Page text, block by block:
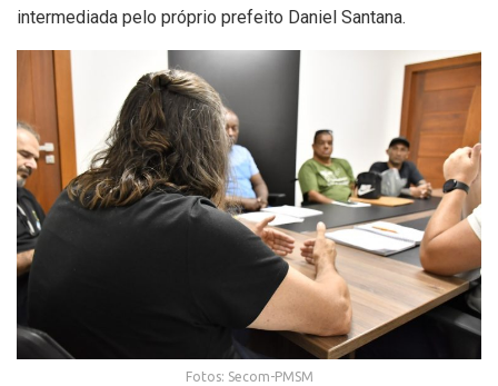
intermediada pelo próprio prefeito Daniel Santana.
Fotos: Secom-PMSM